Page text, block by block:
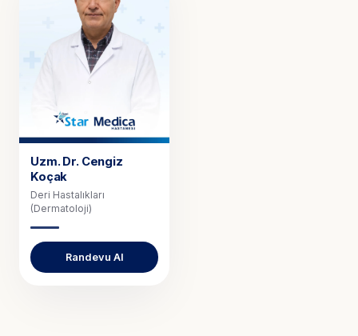
Uzm. Dr. Cengiz
Koçak
Deri Hastalıkları
(Dermatoloji)
Randevu Al